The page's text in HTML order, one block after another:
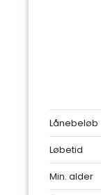
Lånebeløb
Løbetid
Min. alder